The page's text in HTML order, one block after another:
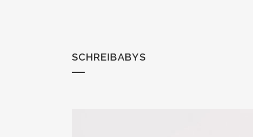
SCHREIBABYS